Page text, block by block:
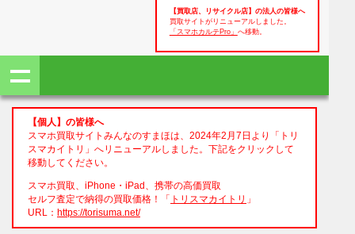
【買取店、リサイクル店】の法人の皆様へ
買取サイトがリニューアルしました。
「スマホカルテPro」 へ移動。
【個人】の皆様へ
スマホ買取サイトみんなのすまほは、2024年2月7日より「トリ
スマカイトリ」へリニューアルしました。下記をクリックして
移動してください。
スマホ買取、iPhone・iPad、携帯の高価買取
セルフ査定で納得の買取価格！「 トリスマカイトリ 」
URL： https://torisuma.net/